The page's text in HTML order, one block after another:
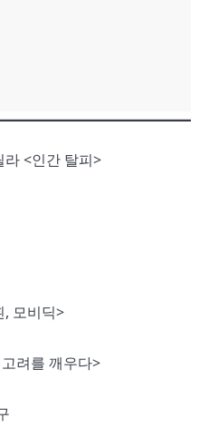
<인간 탈피>
, 모비딕>
려를 깨우다>